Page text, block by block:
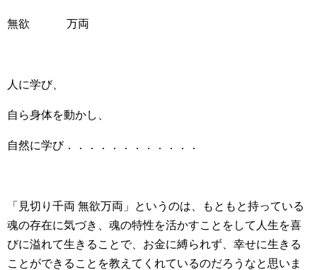
無欲 万両
人に学び、
自ら身体を動かし、
自然に学び．．．．．．．．．．．．
「見切り千両 無欲万両」というのは、もともと持っている
魂の存在に気づき、魂の特性を活かすことをして人生を喜
びに溢れて生きることで、お金に縛られず、幸せに生きる
ことができることを教えてくれているのだろうなと思いま